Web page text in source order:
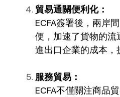
貿易通關便利化：
ECFA簽署後，兩岸
便，加速了貨物的
進出口企業的成本，
服務貿易：
ECFA不僅關注商品